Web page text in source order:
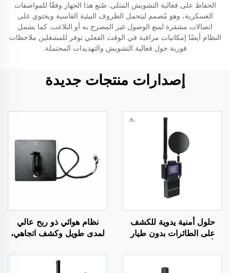
الحفاظ على فعالية التشويش المثلى. صُنع هذا الجهاز وفقًا للمواصفات
العسكرية، وهو مُصمم ليتحمل الظروف البيئية القاسية ويحتوي على
اتصالات مشفرة لمنع الوصول غير المصرح به أو التلاعب. كما يشمل
النظام أيضًا إمكانيات مراقبة في الوقت الفعلي توفر للمشغلين ملاحظات
فورية حول فعالية التشويش والتهديدات المحتملة.
إصدارات منتجات جديدة
حلول أمنية يدوية للكشف
على الطائرات بدون طيار
الكشف عن الإشارات طويلة
المدى المحمولة لكشف
نظام هوائي ذو ربح عالي
لمدى طويل وكشف اتجاهي،
المضاد للطائرات بدون طيار،
درع ترددي فعال، إشارات